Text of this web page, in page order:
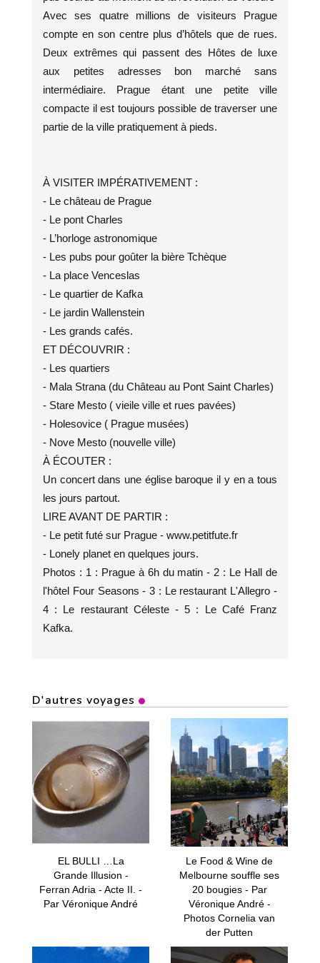
Avec ses quatre millions de visiteurs Prague
compte en son centre plus d’hôtels que de rues.
Deux extrêmes qui passent des Hôtes de luxe
aux petites adresses bon marché sans
intermédiaire. Prague étant une petite ville
compacte il est toujours possible de traverser une
partie de la ville pratiquement à pieds.
À VISITER IMPÉRATIVEMENT :
- Le château de Prague
- Le pont Charles
- L’horloge astronomique
- Les pubs pour goûter la bière Tchèque
- La place Venceslas
- Le quartier de Kafka
- Le jardin Wallenstein
- Les grands cafés.
ET DÉCOUVRIR :
- Les quartiers
- Mala Strana (du Château au Pont Saint Charles)
- Stare Mesto ( vieile ville et rues pavées)
- Holesovice ( Prague musées)
- Nove Mesto (nouvelle ville)
À ÉCOUTER :
Un concert dans une église baroque il y en a tous
les jours partout.
LIRE AVANT DE PARTIR :
- Le petit futé sur Prague - www.petitfute.fr
- Lonely planet en quelques jours.
Photos : 1 : Prague à 6h du matin - 2 : Le Hall de
l'hôtel Four Seasons - 3 : Le restaurant L'Allegro -
4 : Le restaurant Céleste - 5 : Le Café Franz
Kafka.
D'autres voyages
EL BULLI …La
Grande Illusion -
Ferran Adria - Acte II. -
Par Véronique André
Le Food & Wine de
Melbourne souffle ses
20 bougies - Par
Véronique André -
Photos Cornelia van
der Putten